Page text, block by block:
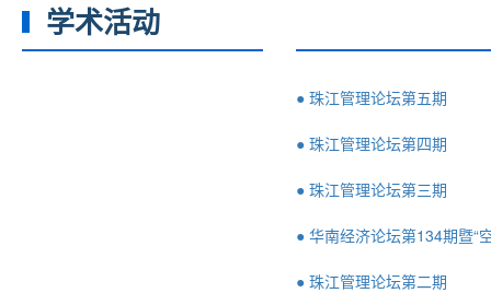
学术活动
● 珠江管理论坛第五期
● 珠江管理论坛第四期
● 珠江管理论坛第三期
● 华南经济论坛第134期暨“
● 珠江管理论坛第二期